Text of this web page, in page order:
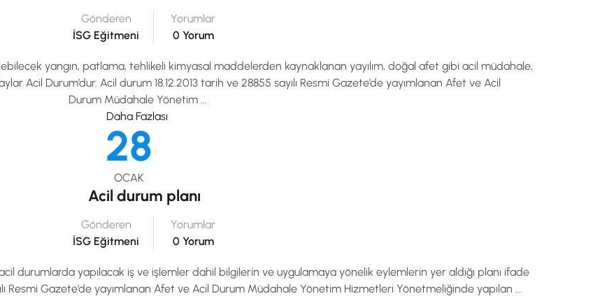
Gönderen
İSG Eğitmeni
Yorumlar
0 Yorum
yangın, patlama, tehlikeli kimyasal maddelerden kaynaklanan yayılım, doğal afet gibi acil müdahale,
Acil Durum’dur. Acil durum 18.12.2013 tarih ve 28855 sayılı Resmi Gazete’de yayımlanan Afet ve Acil
Durum Müdahale Yönetim …
Daha Fazlası
28
OCAK
Acil durum planı
Gönderen
İSG Eğitmeni
Yorumlar
0 Yorum
durumlarda yapılacak iş ve işlemler dahil bilgilerin ve uygulamaya yönelik eylemlerin yer aldığı planı ifade
Resmi Gazete’de yayımlanan Afet ve Acil Durum Müdahale Yönetim Hizmetleri Yönetmeliğinde yapılan …